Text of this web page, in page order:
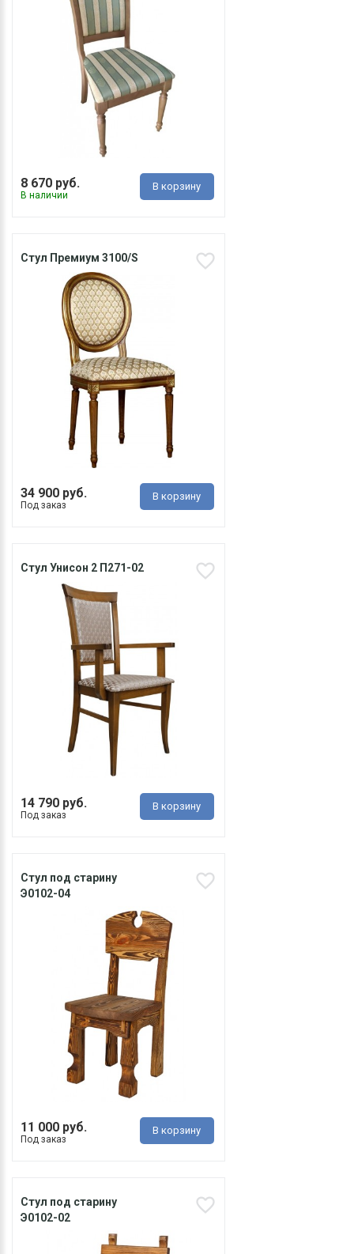
8 670 руб.
В наличии
В корзину
Стул Премиум 3100/S
34 900 руб.
Под заказ
В корзину
Стул Унисон 2 П271-02
14 790 руб.
Под заказ
В корзину
Стул под старину
Э0102-04
11 000 руб.
Под заказ
В корзину
Стул под старину
Э0102-02